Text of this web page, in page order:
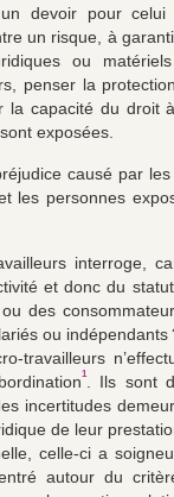
devoir pour celui
un risque, à
ou
penser la
la capacité du droit
exposées.
causé par
les personnes
interroge,
et donc du
des
ou indépendants
travailleurs
1. Ils sont
incertitudes
de leur
celle-ci a
autour du